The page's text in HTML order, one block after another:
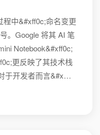
中&#xff0c;命名变更
。Google 将其 AI 笔
Notebook&#xff0c;
更反映了其技术栈
于开发者而言&#x…